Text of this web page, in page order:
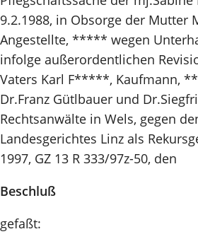
9.2.1988, in Obsorge der
Angestellte, ***** wegen
infolge außerordentlichen
Vaters Karl F*****, Kaufmann,
Dr.Franz Gütlbauer und
Rechtsanwälte in Wels, gegen
Landesgerichtes Linz als
1997, GZ 13 R 333/97z-50, den
Beschluß
gefaßt: